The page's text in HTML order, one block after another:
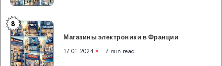
Магазины
электроники
в
Франции
8
Магазины электроники в Франции
17.01.2024 7 min read